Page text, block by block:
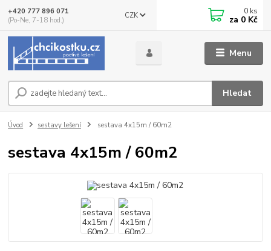
Menu
CZK
Hledat
+420 777 896 071
(Po-Ne, 7-18 hod.)
0 ks
za 0 Kč
Úvod sestavy lešení sestava 4x15m / 60m2
sestava 4x15m / 60m2